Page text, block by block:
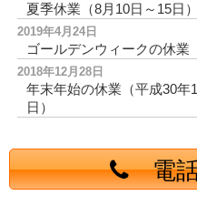
夏季休業（8月10日～15日）
2019年4月24日
ゴールデンウィークの休業
2018年12月28日
年末年始の休業（平成30年
日）
電話